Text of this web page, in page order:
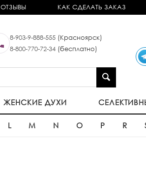
ОТЗЫВЫ КАК СДЕЛАТЬ ЗАКАЗ
8-903-9-888-555 (Красноярск)
8-800-770-72-34 (бесплатно)
ЖЕНСКИЕ ДУХИ
L M N O P R